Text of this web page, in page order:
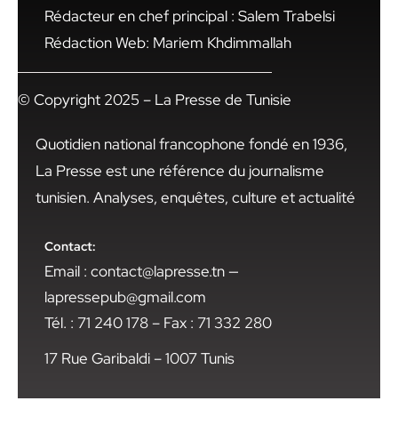
Rédacteur en chef principal : Salem Trabelsi
Rédaction Web: Mariem Khdimmallah
© Copyright 2025 – La Presse de Tunisie
Quotidien national francophone fondé en 1936,
La Presse est une référence du journalisme
tunisien. Analyses, enquêtes, culture et actualité
Contact:
Email : contact@lapresse.tn —
lapressepub@gmail.com
Tél. : 71 240 178 – Fax : 71 332 280
17 Rue Garibaldi – 1007 Tunis